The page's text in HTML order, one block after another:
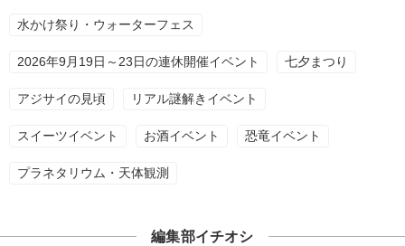
水かけ祭り・ウォーターフェス
2026年9月19日～23日の連休開催イベント 七夕まつり
アジサイの見頃 リアル謎解きイベント
スイーツイベント お酒イベント 恐竜イベント
プラネタリウム・天体観測
編集部イチオシ